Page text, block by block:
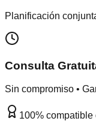
Planificación
Consulta
Sin compromiso •
100% compatible